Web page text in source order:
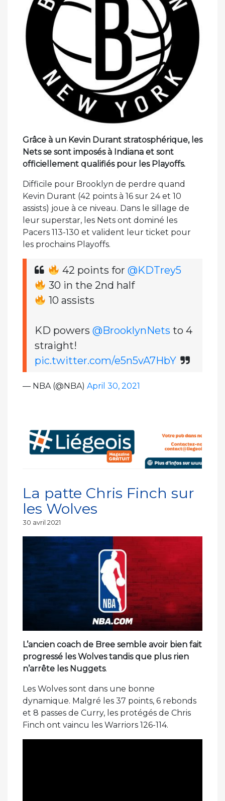
Grâce à un Kevin Durant stratosphérique, les
Nets se sont imposés à Indiana et sont
officiellement qualifiés pour les Playoffs.
Difficile pour Brooklyn de perdre quand
Kevin Durant (42 points à 16 sur 24 et 10
assists) joue à ce niveau. Dans le sillage de
leur superstar, les Nets ont dominé les
Pacers 113-130 et valident leur ticket pour
les prochains Playoffs.
42 points for @KDTrey5
30 in the 2nd half
10 assists
KD powers @BrooklynNets to 4
straight!
pic.twitter.com/e5n5vA7HbY
— NBA (@NBA) April 30, 2021
La patte Chris Finch sur
les Wolves
Publié
30 avril 2021
L’ancien coach de Bree semble avoir bien fait
progressé les Wolves tandis que plus rien
n’arrête les Nuggets.
Les Wolves sont dans une bonne
dynamique. Malgré les 37 points, 6 rebonds
et 8 passes de Curry, les protégés de Chris
Finch ont vaincu les Warriors 126-114.